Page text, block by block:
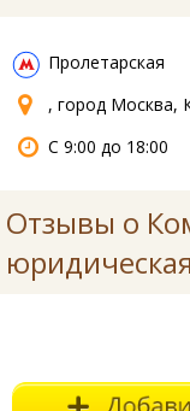
Пролетарская
, город Москва,
С 9:00 до 18:00
Отзывы о